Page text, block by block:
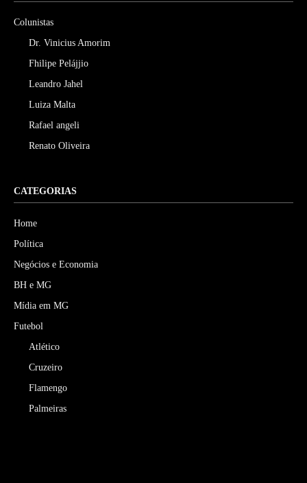
Colunistas
Dr. Vinicius Amorim
Fhilipe Pelájjio
Leandro Jahel
Luiza Malta
Rafael angeli
Renato Oliveira
CATEGORIAS
Home
Política
Negócios e Economia
BH e MG
Mídia em MG
Futebol
Atlético
Cruzeiro
Flamengo
Palmeiras